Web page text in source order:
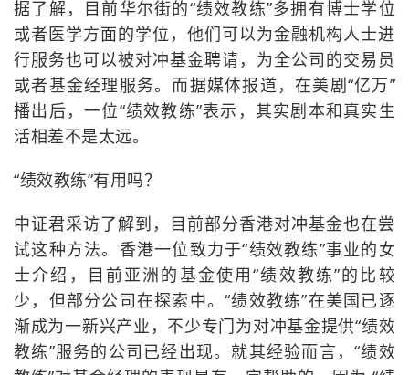
据了解，目前华尔街的“绩效教练”多拥有博士学位
或者医学方面的学位，他们可以为金融机构人士进
行服务也可以被对冲基金聘请，为全公司的交易员
或者基金经理服务。而据媒体报道，在美剧“亿万”
播出后，一位“绩效教练”表示，其实剧本和真实生
活相差不是太远。
“绩效教练”有用吗？
中证君采访了解到，目前部分香港对冲基金也在尝
试这种方法。香港一位致力于“绩效教练”事业的女
士介绍，目前亚洲的基金使用“绩效教练”的比较
少，但部分公司在探索中。“绩效教练”在美国已逐
渐成为一新兴产业，不少专门为对冲基金提供“绩效
教练”服务的公司已经出现。就其经验而言，“绩效